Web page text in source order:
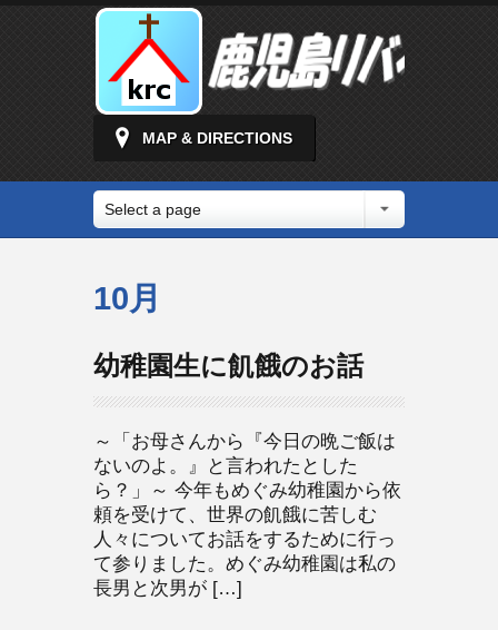
MAP & DIRECTIONS
Select a page
10月
幼稚園生に飢餓のお話
～「お母さんから『今日の晩ご飯は
ないのよ。』と言われたとした
ら？」～ 今年もめぐみ幼稚園から依
頼を受けて、世界の飢餓に苦しむ
人々についてお話をするために行っ
て参りました。めぐみ幼稚園は私の
長男と次男が […]